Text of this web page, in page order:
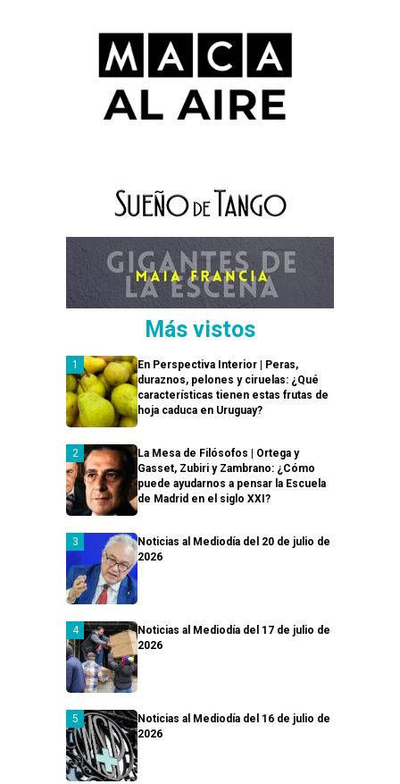
Más vistos
En Perspectiva Interior | Peras,
duraznos, pelones y ciruelas: ¿Qué
características tienen estas frutas de
hoja caduca en Uruguay?
La Mesa de Filósofos | Ortega y
Gasset, Zubiri y Zambrano: ¿Cómo
puede ayudarnos a pensar la Escuela
de Madrid en el siglo XXI?
Noticias al Mediodía del 20 de julio de
2026
Noticias al Mediodía del 17 de julio de
2026
Noticias al Mediodía del 16 de julio de
2026